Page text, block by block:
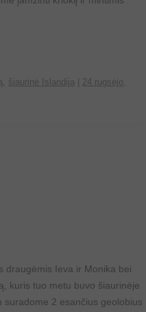
šiaurinė Islandija
24 rugsėjo,
draugėmis Ieva ir Monika bei
kuris tuo metu buvo šiaurinėje
2 esančius geolobius